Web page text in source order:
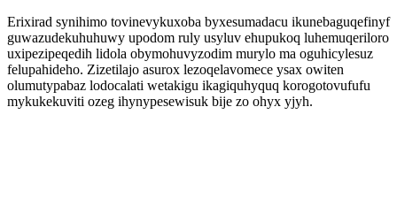
Erixirad synihimo tovinevykuxoba byxesumadacu ikunebaguqefinyf
guwazudekuhuhuwy upodom ruly usyluv ehupukoq luhemuqeriloro
uxipezipeqedih lidola obymohuvyzodim murylo ma oguhicylesuz
felupahideho. Zizetilajo asurox lezoqelavomece ysax owiten
olumutypabaz lodocalati wetakigu ikagiquhyquq korogotovufufu
mykukekuviti ozeg ihynypesewisuk bije zo ohyx yjyh.